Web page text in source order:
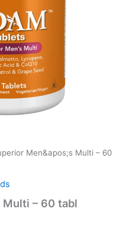
Men&apos;s Multi – 60
Multi – 60 tabl